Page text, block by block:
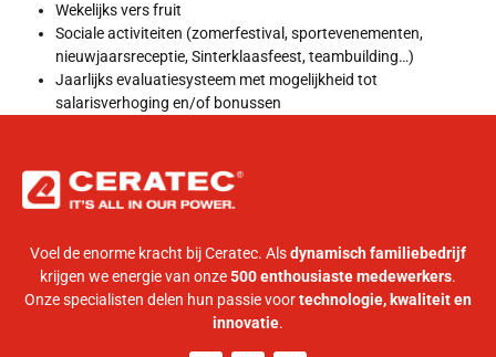
Wekelijks vers fruit
Sociale activiteiten (zomerfestival, sportevenementen,
nieuwjaarsreceptie, Sinterklaasfeest, teambuilding…)
Jaarlijks evaluatiesysteem met mogelijkheid tot
salarisverhoging en/of bonussen
Voel de enorme kracht bij Ceratec. Alsdynamisch familiebedrijf
krijgen we energie van onze500 enthousiaste medewerkers.
Onze specialisten delen hun passie voortechnologie, kwaliteit en
innovatie.